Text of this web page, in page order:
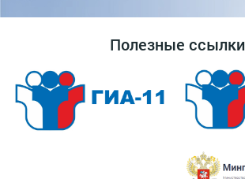
Полезные ссылки